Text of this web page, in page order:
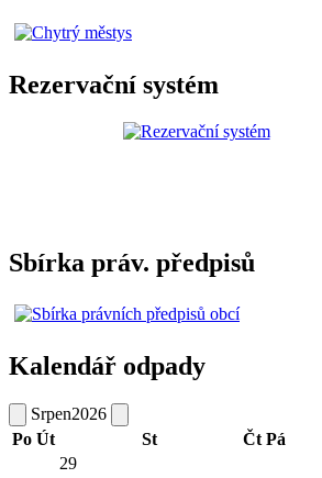
Rezervační systém
Sbírka práv. předpisů
Kalendář odpady
Srpen2026
Po Út St Čt Pá
29